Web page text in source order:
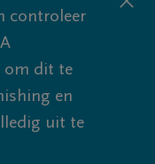
controleer
om dit te
en
uit te